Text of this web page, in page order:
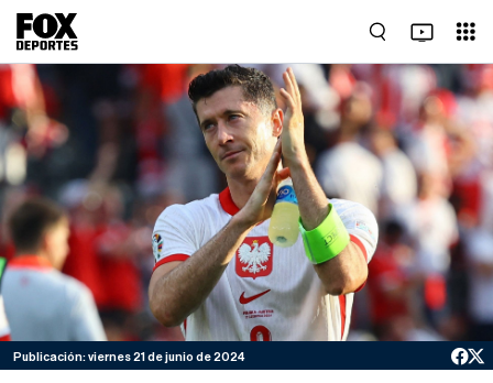
Publicación: viernes 21 de junio de 2024